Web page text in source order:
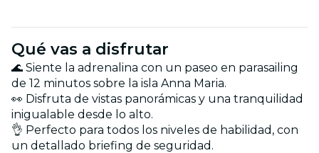
Qué vas a disfrutar
🌊 Siente la adrenalina con un paseo en parasailing
de 12 minutos sobre la isla Anna Maria.
👀 Disfruta de vistas panorámicas y una tranquilidad
inigualable desde lo alto.
👌 Perfecto para todos los niveles de habilidad, con
un detallado briefing de seguridad.